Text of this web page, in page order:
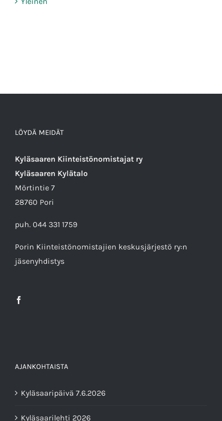
LÖYDÄ MEIDÄT
Kyläsaaren Kiinteistönomistajat ry
Kyläsaaren Kylätalo
Mörtintie 7
28760 Pori
puh. 044 331 1759
Porin Kiinteistönomistajien keskusjärjestö ry:n
jäsenyhdistys
AJANKOHTAISTA
Kyläsaaripäivä 7.6.2026
Kyläsaarilehti 2026